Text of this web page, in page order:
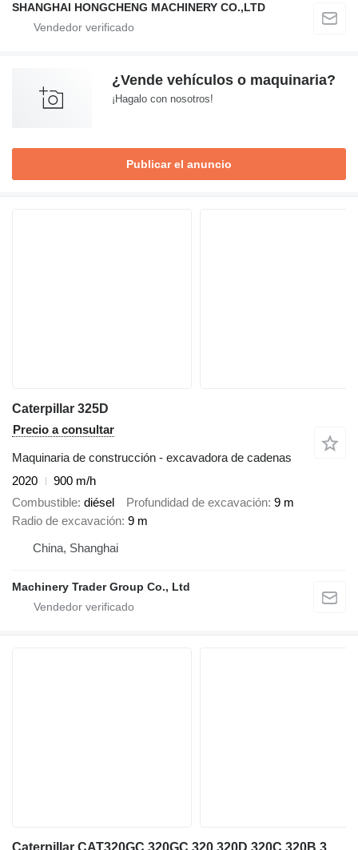
SHANGHAI HONGCHENG MACHINERY CO.,LTD
¿Vende vehículos o maquinaria?
¡Hagalo con nosotros!
Publicar el anuncio
Caterpillar 325D
Precio a consultar
Maquinaria de construcción - excavadora de cadenas
2020
900 m/h
Combustible diésel Profundidad de excavación 9 m
Radio de excavación 9 m
China, Shanghai
Machinery Trader Group Co., Ltd
Caterpillar CAT320GC 320GC 320 320D 320C 320B 320E 323GC 323D 325D 329D 330D